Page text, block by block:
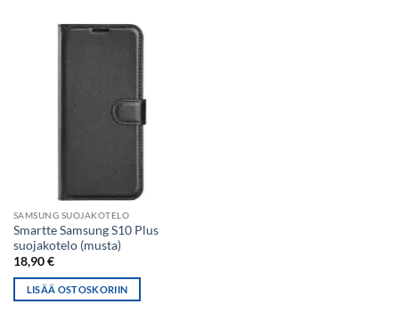
SAMSUNG SUOJAKOTELO
Smartte Samsung S10 Plus
suojakotelo (musta)
18,90€
LISÄÄ OSTOSKORIIN